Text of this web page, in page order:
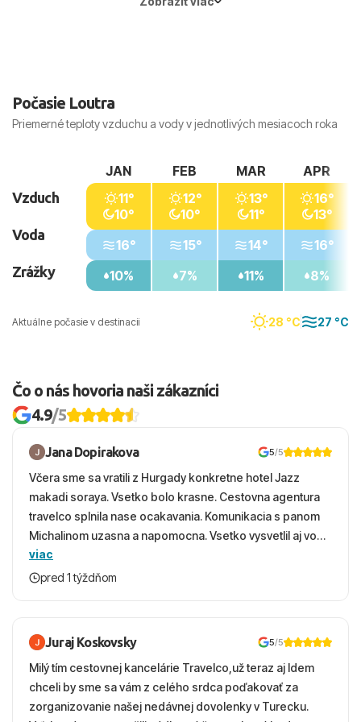
Počasie Loutra
Priemerné teploty vzduchu a vody v jednotlivých mesiacoch roka
Aktuálne počasie v destinacii 28 °C 27 °C
Vzduch
Voda
Zrážky
JAN
11°
10°
16°
10%
FEB
12°
10°
15°
7%
MAR
13°
11°
14°
11%
APR
16°
13°
16°
8%
Čo o nás hovoria naši zákazníci
4.9/5
Jana Dopirakova 5/5
Včera sme sa vratili z Hurgady konkretne hotel Jazz
makadi soraya. Vsetko bolo krasne. Cestovna agentura
travelco splnila nase ocakavania. Komunikacia s panom
Michalinom uzasna a napomocna. Vsetko vysvetlil aj vo
vecernych hodinach zaco sa ospravedlnujem. Hotel
krasny, cisty. Sluzby top. Strava, prostredie, more,
viac
pred 1 týždňom
Juraj Koskovsky 5/5
Milý tím cestovnej kancelárie Travelco,už teraz aj Idem
chceli by sme sa vám z celého srdca poďakovať za
zorganizovanie našej nedávnej dovolenky v Turecku.